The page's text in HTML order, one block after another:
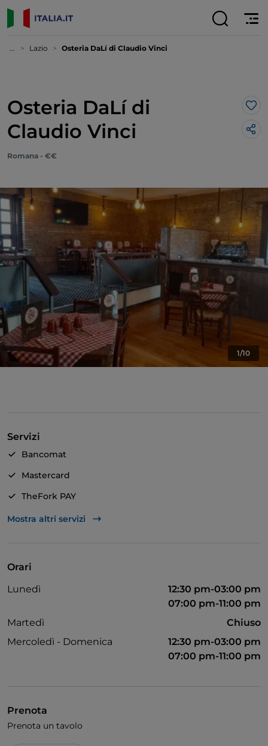
... Lazio Osteria DaLí di Claudio Vinci
Osteria DaLí di
Claudio Vinci
Romana - €€
1/10
Servizi
Bancomat
Mastercard
TheFork PAY
Unionpay via TheFork PAY
Mostra altri servizi
Orari
Lunedì
12:30 pm-03:00 pm
07:00 pm-11:00 pm
Martedì
Chiuso
Mercoledì - Domenica
12:30 pm-03:00 pm
07:00 pm-11:00 pm
Prenota
Prenota un tavolo